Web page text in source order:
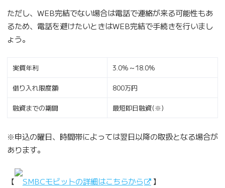
ただし、WEB完結でない場合は電話で連絡が来る可能性もあ
るため、電話を避けたいときはWEB完結で手続きを行いまし
ょう。
実質年利 3.0%～18.0%
借り入れ限度額 800万円
融資までの期間 最短即日融資(※)
※申込の曜日、時間帯によっては翌日以降の取扱となる場合が
あります。
【 SMBCモビットの詳細はこちらから 】